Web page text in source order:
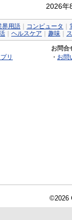
2026年
界用語 コンピュータ
ヘルスケア 趣味
リ
お問合
・ お問
©2026